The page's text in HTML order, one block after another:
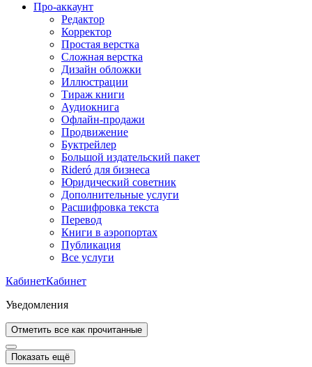
Про-аккаунт
Редактор
Корректор
Простая верстка
Сложная верстка
Дизайн обложки
Иллюстрации
Тираж книги
Аудиокнига
Офлайн-продажи
Продвижение
Буктрейлер
Большой издательский пакет
Rideró для бизнеса
Юридический советник
Дополнительные услуги
Расшифровка текста
Перевод
Книги в аэропортах
Публикация
Все услуги
КабинетКабинет
Уведомления
Отметить все как прочитанные
Показать ещё